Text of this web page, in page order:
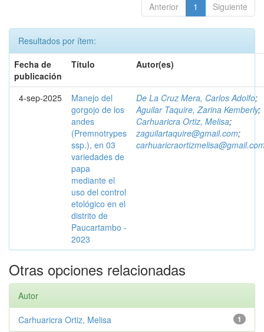
Anterior 1 Siguiente
Resultados por ítem:
Fecha de
publicación
Título Autor(es)
4-sep-2025
Manejo del
gorgojo de los
andes
(Premnotrypes
ssp.), en 03
variedades de
papa
mediante el
uso del control
etológico en el
distrito de
Paucartambo -
2023
De La Cruz Mera, Carlos Adolfo;
Aguilar Taquire, Zarina Kemberly;
Carhuaricra Ortiz, Melisa;
zaguilartaquire@gmail.com;
Otras opciones relacionadas
Autor
1
Carhuaricra Ortiz, Melisa